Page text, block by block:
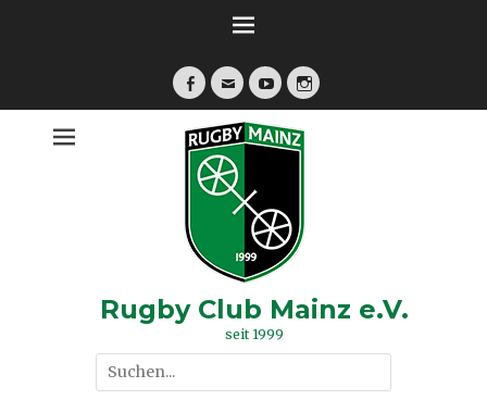
Facebook
E-
YouTubeInstagram
Rugby Club Mainz e.V.
seit 1999
Suche
nach: